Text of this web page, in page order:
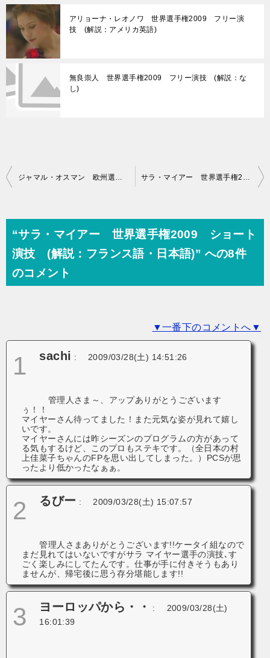
アリョーナ・レオノワ 世界選手権2009 フリー演
技 (解説：アメリカ英語)
無良崇人 世界選手権2009 フリー演技 (解説：な
し)
投
ビ
ゲ
ー
ジャマル・オスマン 欧州選手権2009 フリー演技 (解説：ロシア語) サラ・マイアー 世界選手権2009 フリー演技 (解説：アメリカ英語)
“サラ・マイアー 世界選手権2009 ショート
演技 (解説：フランス語・日本語)” への8件
のコメント
▼一番下のコメントへ▼
1 sachi : 2009/03/28(土) 14:51:26
管理人さま～、アップありがとうございます
ぅ！！
マイヤーさん待ってました！また元気な姿が見れて嬉し
いです。
マイヤーさんには昨シーズンのプログラムの方があって
る気もするけど、このプロもステキです。（全日本の村
上佳菜子ちゃんのFPを思い出してしまった。）PCSが思
ったより低かったなぁぁ。
2 るびー : 2009/03/28(土) 15:07:57
管理人さまありがとうございます!!ケータイ組なので
まだ見れてはいないですがサラ マイヤー選手の演技､す
ごく楽しみにしてたんです。仕事が手に付きそうもあり
ませんが、帰宅後に思う存分堪能します!!
3 ヨーロッパから・・ :
2009/03/28(土)
16:01:39